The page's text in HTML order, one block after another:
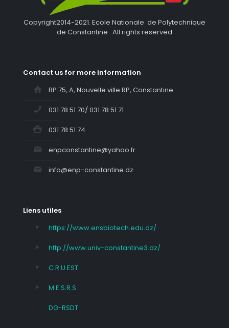
Copyright2014-2021. Ecole Nationale de Polytechnique
de Constantine . All rights reserved
Contact us for more information
BP 75, A, Nouvelle ville RP, Constantine.
031 78 51 70/ 031 78 51 71
031 78 51 74
enpconstantine@yahoo.fr
info@enp-constantine.dz
Liens utiles
https://www.ensbiotech.edu.dz/
http://www.univ-constantine3.dz/
C.R.U.EST
M.E.S.R.S
DG-RSDT